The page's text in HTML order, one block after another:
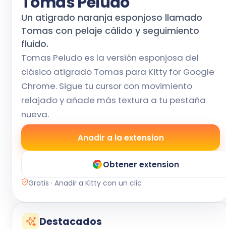
Un atigrado naranja esponjoso llamado
Tomas con pelaje cálido y seguimiento
fluido.
Tomas Peludo es la versión esponjosa del
clásico atigrado Tomas para Kitty for Google
Chrome. Sigue tu cursor con movimiento
relajado y añade más textura a tu pestaña
nueva.
Anadir a la extension
Obtener extension
Gratis · Anadir a Kitty con un clic
Destacados